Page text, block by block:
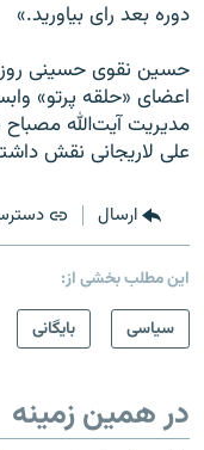
دوره بعد رای بیاورید.»
حسین نقوی حسینی
اعضای «حلقه پرتو»
مدیریت آیت‌الله
علی لاریجانی نقش
ارسال
این مطلب بخشی از:
سیاسی
بایگانی
در همین زمینه